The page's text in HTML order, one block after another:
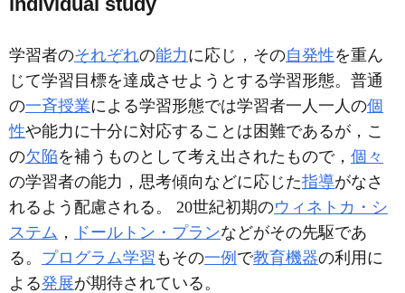
学習者のそれぞれの能力に応じ，その自発性を重ん
じて学習目標を達成させようとする学習形態。普通
の一斉授業による学習形態では学習者一人一人の個
性や能力に十分に対応することは困難であるが，こ
の欠陥を補うものとして考え出されたもので， 個々
の学習者の能力，思考傾向などに応じた指導がなさ
れるよう配慮される。 20世紀初期のウィネトカ・シ
ステム ， ドールトン・プランなどがその先駆であ
る。 プログラム学習 もその一例 で教育機器の利用に
よる発展が期待されている。